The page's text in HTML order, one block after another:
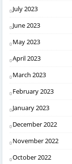
July 2023
June 2023
May 2023
April 2023
March 2023
February 2023
January 2023
December 2022
November 2022
October 2022